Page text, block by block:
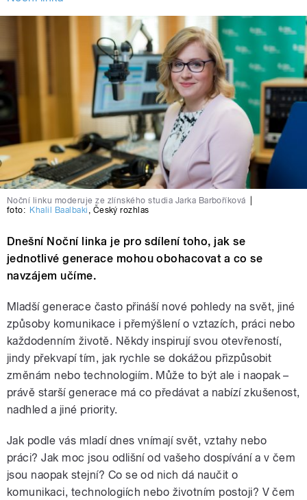
Noční linku moderuje ze zlínského studia Jarka Barboříková
foto: Khalil Baalbaki , Český rozhlas
Dnešní Noční linka je pro sdílení toho, jak se
jednotlivé generace mohou obohacovat a co se
navzájem učíme.
Mladší generace často přináší nové pohledy na svět, jiné
způsoby komunikace i přemýšlení o vztazích, práci nebo
každodenním životě. Někdy inspirují svou otevřeností,
jindy překvapí tím, jak rychle se dokážou přizpůsobit
změnám nebo technologiím. Může to být ale i naopak –
právě starší generace má co předávat a nabízí zkušenost,
nadhled a jiné priority.
Jak podle vás mladí dnes vnímají svět, vztahy nebo
práci? Jak moc jsou odlišní od vašeho dospívání a v čem
jsou naopak stejní? Co se od nich dá naučit o
komunikaci, technologiích nebo životním postoji? V čem